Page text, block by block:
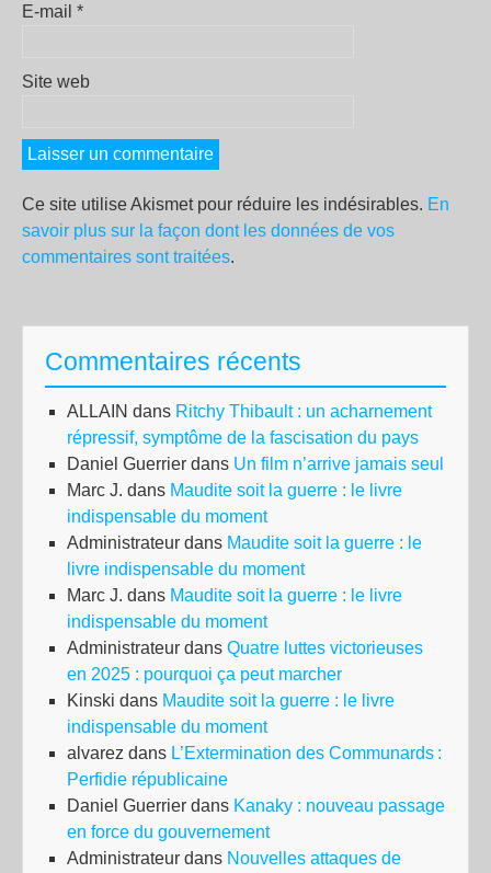
E-mail *
Site web
Ce site utilise Akismet pour réduire les indésirables. En
savoir plus sur la façon dont les données de vos
commentaires sont traitées.
Commentaires récents
ALLAIN dans Ritchy Thibault : un acharnement
répressif, symptôme de la fascisation du pays
Daniel Guerrier dans Un film n’arrive jamais seul
Marc J. dans Maudite soit la guerre : le livre
indispensable du moment
Administrateur dans Maudite soit la guerre : le
livre indispensable du moment
Marc J. dans Maudite soit la guerre : le livre
indispensable du moment
Administrateur dans Quatre luttes victorieuses
en 2025 : pourquoi ça peut marcher
Kinski dans Maudite soit la guerre : le livre
indispensable du moment
alvarez dans L’Extermination des Communards :
Perfidie républicaine
Daniel Guerrier dans Kanaky : nouveau passage
en force du gouvernement
Administrateur dans Nouvelles attaques de